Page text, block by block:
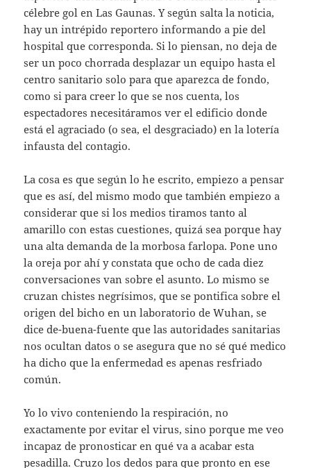
célebre gol en Las Gaunas. Y según salta la noticia,
hay un intrépido reportero informando a pie del
hospital que corresponda. Si lo piensan, no deja de
ser un poco chorrada desplazar un equipo hasta el
centro sanitario solo para que aparezca de fondo,
como si para creer lo que se nos cuenta, los
espectadores necesitáramos ver el edificio donde
está el agraciado (o sea, el desgraciado) en la lotería
infausta del contagio.
La cosa es que según lo he escrito, empiezo a pensar
que es así, del mismo modo que también empiezo a
considerar que si los medios tiramos tanto al
amarillo con estas cuestiones, quizá sea porque hay
una alta demanda de la morbosa farlopa. Pone uno
la oreja por ahí y constata que ocho de cada diez
conversaciones van sobre el asunto. Lo mismo se
cruzan chistes negrísimos, que se pontifica sobre el
origen del bicho en un laboratorio de Wuhan, se
dice de-buena-fuente que las autoridades sanitarias
nos ocultan datos o se asegura que no sé qué medico
ha dicho que la enfermedad es apenas resfriado
común.
Yo lo vivo conteniendo la respiración, no
exactamente por evitar el virus, sino porque me veo
incapaz de pronosticar en qué va a acabar esta
pesadilla. Cruzo los dedos para que pronto en ese